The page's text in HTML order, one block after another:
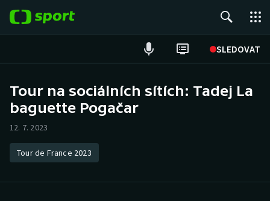
SLEDOVAT
Hokej
Atletika
Tour na sociálních sítích: Tadej La
baguette Pogačar
12. 7. 2023
Tour de France 2023